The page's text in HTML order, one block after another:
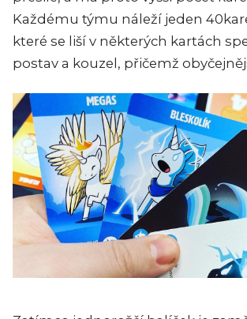
Každému týmu náleží jeden
které se liší v některých kartách
postav a kouzel, přičemž